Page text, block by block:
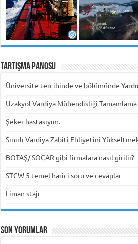
Tartışma Panosu
Üniversite tercihinde ve bölümünde
Uzakyol Vardiya Mühendisliği
Şeker hastasıyım.
Sınırlı Vardiya Zabiti Ehliyetini
BOTAŞ/ SOCAR gibi firmalara nasıl girilir?
STCW 5 temel harici soru ve cevaplar
Liman stajı
Son Yorumlar